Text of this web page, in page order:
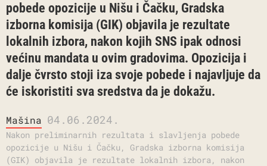
pobede opozicije u Nišu i Čačku, Gradska
izborna komisija (GIK) objavila je rezultate
lokalnih izbora, nakon kojih SNS ipak odnosi
većinu mandata u ovim gradovima. Opozicija i
dalje čvrsto stoji iza svoje pobede i najavljuje da
će iskoristiti sva sredstva da je dokažu.
Mašina 04.06.2024.
Nakon preliminarnih rezultata i slavljenja pobede
opozicije u Nišu i Čačku, Gradska izborna komisija
(GIK) objavila je rezultate lokalnih izbora, nakon